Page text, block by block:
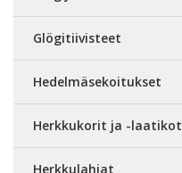
Glögitiivisteet
Hedelmäsekoitukset
Herkkukorit ja -laatikot
Herkkulahjat